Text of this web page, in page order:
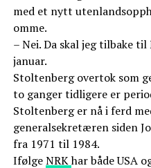
med et nytt
omme.
– Nei. Da skal jeg tilbake
januar.
Stoltenberg overtok som
to ganger tidligere er
Stoltenberg er nå i ferd
generalsekretæren siden
fra 1971 til 1984.
IfølgeNRKhar både USA